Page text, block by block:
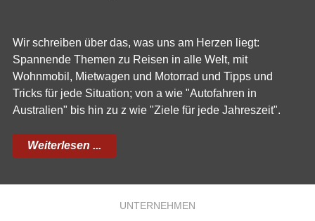
Wir schreiben über das, was uns am Herzen liegt:
Spannende Themen zu Reisen in alle Welt, mit
Wohnmobil, Mietwagen und Motorrad und Tipps und
Tricks für jede Situation; von a wie "Autofahren in
Australien" bis hin zu z wie "Ziele für jede Jahreszeit".
Weiterlesen ...
UNTERNEHMEN